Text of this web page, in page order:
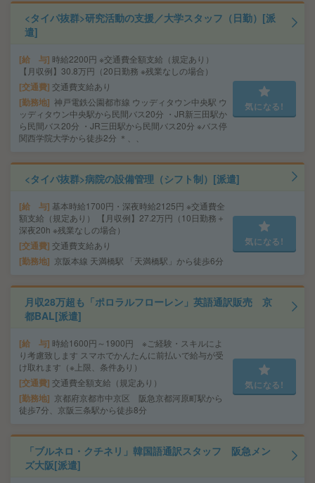
<タイパ抜群>研究活動の支援／大学スタッフ（日勤）[派
遣]
給 与 時給2200円 ※交通費全額支給（規定あり）
【月収例】30.8万円（20日勤務 ※残業なしの場合）
交通費 交通費支給あり
勤務地 神戸電鉄公園都市線 ウッディタウン中央駅 ウ
ッディタウン中央駅から民間バス20分 ・JR新三田駅か
ら民間バス20分 ・JR三田駅から民間バス20分 ※バス停
関西学院大学から徒歩2分 ＊、、
気になる!
<タイパ抜群>病院の設備管理（シフト制）[派遣]
給 与 基本時給1700円・深夜時給2125円 ※交通費全
額支給（規定あり） 【月収例】27.2万円（10日勤務＋
深夜20h ※残業なしの場合）
交通費 交通費支給あり
勤務地 京阪本線 天満橋駅 「天満橋駅」から徒歩6分
気になる!
月収28万超も「ポロラルフローレン」英語通訳販売 京
都BAL[派遣]
給 与 時給1600円～1900円 ※ご経験・スキルによ
り考慮致します スマホでかんたんに前払いで給与が受
け取れます（※上限、条件あり）
交通費 交通費全額支給（規定あり）
勤務地
京都府京都市中京区 阪急京都河原町駅から
徒歩7分、京阪三条駅から徒歩8分
気になる!
「ブルネロ・クチネリ」韓国語通訳スタッフ 阪急メン
ズ大阪[派遣]